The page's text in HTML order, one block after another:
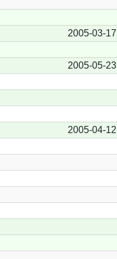
2005-03-17
2005-05-23
2005-04-12